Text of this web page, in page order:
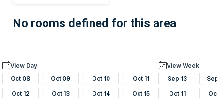
No rooms defined for this area
View Day
Oct 08
Oct 09 Oct 10 Oct 11
Oct 12 Oct 13 Oct 14 Oct 15
View Week
Sep 13
Oct 11